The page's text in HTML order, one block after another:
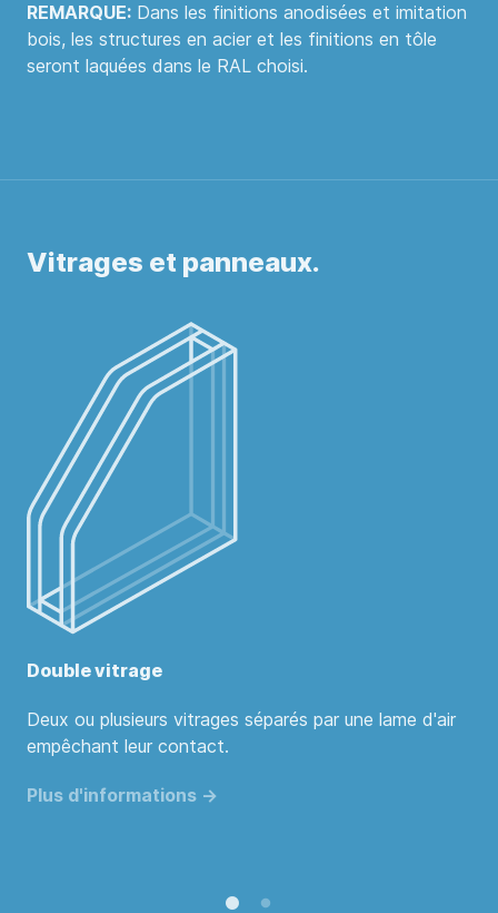
REMARQUE:Dans les finitions anodisées et imitation
bois, les structures en acier et les finitions en tôle
seront laquées dans le RAL choisi.
Vitrages et panneaux.
Double vitrage
Deux ou plusieurs vitrages séparés par une lame d'air
empêchant leur contact.
Plus d'informations ->